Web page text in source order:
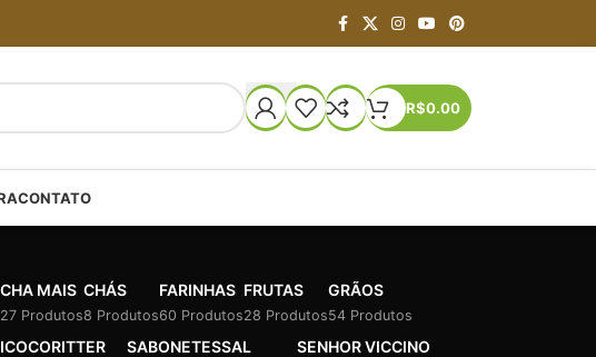
R$0.00
CONTATO
CHA MAIS
27 Produtos
CHÁS
8 Produtos
FARINHAS
60 Produtos
FRUTAS
28 Produtos
GRÃOS
54 Produtos
RITTER SABONETESSAL SENHOR VICCINO